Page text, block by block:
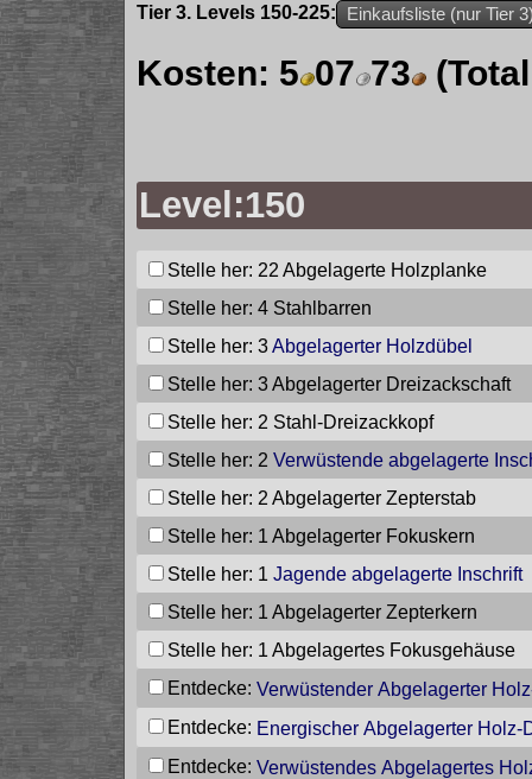
Tier 3. Levels 150-225: Einkaufsliste (nur Tier
Kosten: 5 07 73
Level:150
Stelle her: 22 Abgelagerte Holzplanke
Stelle her: 4 Stahlbarren
Stelle her: 3Abgelagerter Holzdübel
Stelle her: 3Abgelagerter Dreizackschaft
Stelle her: 2 Stahl-Dreizackkopf
Stelle her: 2 Verwüstende abgelagerte
Stelle her: 2 Abgelagerter Zepterstab
Stelle her: 1 Abgelagerter Fokuskern
Stelle her: 1 Jagende abgelagerte Inschrift
Stelle her: 1 Abgelagerter Zepterkern
Stelle her: 1 Abgelagertes Fokusgehäuse
Entdecke: Verwüstender Abgelagerter
Entdecke: Energischer Abgelagerter Holz-
Entdecke: Verwüstendes Abgelagertes